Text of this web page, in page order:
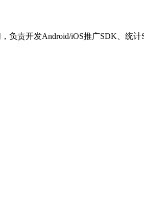
负责开发Android/iOS推广SDK、统计